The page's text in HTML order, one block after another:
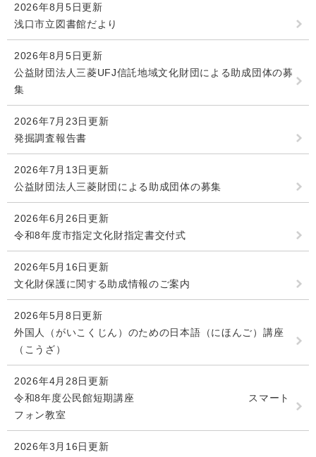
2026年8月5日更新
浅口市立図書館だより
2026年8月5日更新
公益財団法人三菱UFJ信託地域文化財団による助成団体の募
集
2026年7月23日更新
発掘調査報告書
2026年7月13日更新
公益財団法人三菱財団による助成団体の募集
2026年6月26日更新
令和8年度市指定文化財指定書交付式
2026年5月16日更新
文化財保護に関する助成情報のご案内
2026年5月8日更新
外国人（がいこくじん）のための日本語（にほんご）講座
（こうざ）
2026年4月28日更新
令和8年度公民館短期講座 スマート
フォン教室
2026年3月16日更新